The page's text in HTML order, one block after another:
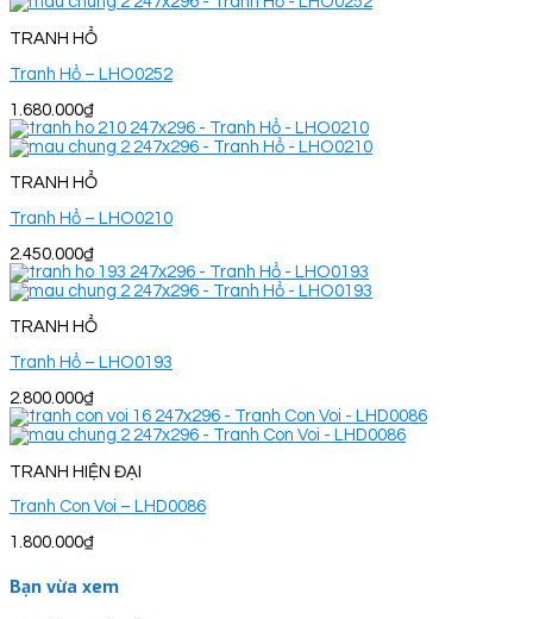
TRANH HỔ
Tranh Hổ – LHO0252
1.680.000₫
TRANH HỔ
Tranh Hổ – LHO0210
2.450.000₫
TRANH HỔ
Tranh Hổ – LHO0193
2.800.000₫
TRANH HIỆN ĐẠI
Tranh Con Voi – LHD0086
1.800.000₫
Bạn vừa xem